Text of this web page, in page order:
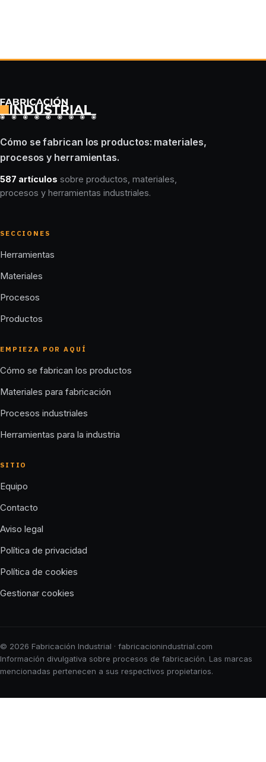
Cómo se fabrican los productos: materiales,
procesos y herramientas.
587 artículos sobre productos, materiales,
procesos y herramientas industriales.
SECCIONES
Herramientas
Materiales
Procesos
Productos
EMPIEZA POR AQUÍ
Cómo se fabrican los productos
Materiales para fabricación
Procesos industriales
Herramientas para la industria
SITIO
Equipo
Contacto
Aviso legal
Política de privacidad
Política de cookies
Gestionar cookies
© 2026 Fabricación Industrial · fabricacionindustrial.com
Información divulgativa sobre procesos de fabricación. Las marcas
mencionadas pertenecen a sus respectivos propietarios.